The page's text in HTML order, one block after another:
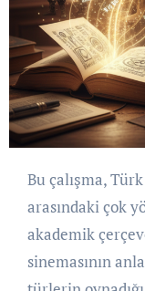
Bu çalışma, Türk edebiyatı ile Türk sineması
arasındaki çok
akademik
sinemasının